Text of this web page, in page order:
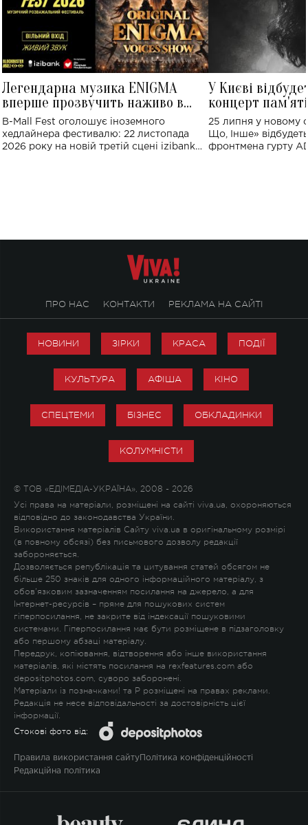
Легендарна музика ENIGMA
вперше прозвучить наживо в
Україні: де відбудеться концерт
B-Mall Fest оголошує іноземного
хедлайнера фестивалю: 22 листопада
2026 року на новій третій сцені izibank
У Києві
концерт
Клименка:
виконають
25 липня у новому
Що, Інше»
фронтмена гурту
ПРО НАС КОНТАКТИ РЕКЛАМА НА САЙТІ
НОВИНИ ЗІРКИ КРАСА ПОДІЇ
КУЛЬТУРА АФІША КІНО
СПЕЦТЕМИ БІЗНЕС ОБКЛАДИНКИ
КОЛУМНІСТИ
© ТОВ «ЕДІМЕДІА-УКРАЇНА», 2008 - 2026
Усі права на матеріали, розміщені на сайті viva.ua, охороняються
відповідно до законодавства України.
Використання матеріалів Сайту viva.ua в оригінальному розмірі
(в повному обсязі) без письмового дозволу редакції
забороняється.
Дозволяється републікація та цитування статей обсягом не
більше 250 знаків для одного інформаційного матеріалу, з
обов'язковим зазначенням посилання на джерело, а для
Інтернет-ресурсів – пряме для пошукових систем
гіперпосилання, не закрите від індексації пошуковими
системами. Гіперпосилання має бути розміщене в підзаголовку
або першому абзаці матеріалу.
Передрук, копіювання, відтворення або інше використання
матеріалів, які містять посилання на rexfeatures.com або
depositphotos.com, суворо заборонені.
Матеріали із позначками! та P розміщені на правах реклами.
Редакція не несе відповідальності за достовірність цієї
інформації.
Стокові фото від:
Правила використання сайту Політика конфіденційності
Редакційна політика